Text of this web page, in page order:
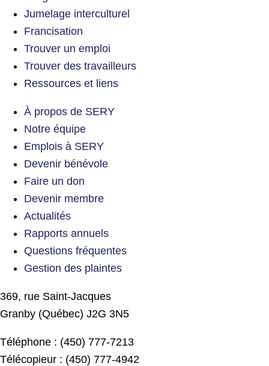
Jumelage interculturel
Francisation
Trouver un emploi
Trouver des travailleurs
Ressources et liens
À propos de SERY
Notre équipe
Emplois à SERY
Devenir bénévole
Faire un don
Devenir membre
Actualités
Rapports annuels
Questions fréquentes
Gestion des plaintes
369, rue Saint-Jacques
Granby (Québec) J2G 3N5
Téléphone : (450) 777-7213
Télécopieur : (450) 777-4942